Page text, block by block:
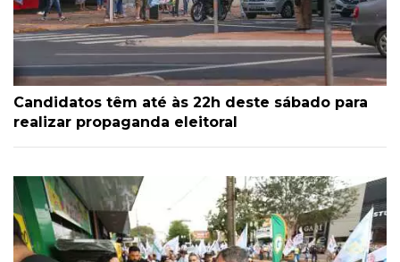
Candidatos têm até às 22h deste sábado para
realizar propaganda eleitoral